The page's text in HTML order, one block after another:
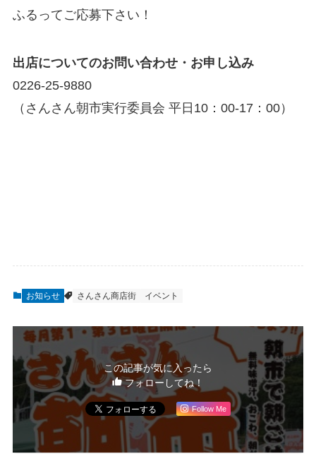
ふるってご応募下さい！
出店についてのお問い合わせ・お申し込み
0226-25-9880
（さんさん朝市実行委員会 平日10：00-17：00）
お知らせ さんさん商店街 イベント
この記事が気に入ったら
フォローしてね！
Follow Me